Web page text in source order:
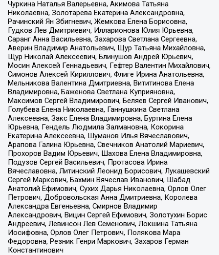
Чуркина Наталья Валерьевна, Акимова Татьяна
Николаевна, Золотарева Екатерина Александровна,
Рачинский Ян Збигневич, Жемкова Елена Борисовна,
Гудков Лев Дмитриевич, Илларионова Юлия Юрьевна,
Саранг Анна Васильевна, Захарова Светлана Сергеевна,
Аверин Владимир Анатольевич, Щур Татьяна Михайловна,
Щур Николай Алексеевич, Блинушов Андрей Юрьевич,
Мосин Алексей Геннадьевич, Гефтер Валентин Михайлович,
Симонов Алексей Кириллович, Флиге Ирина Анатольевна,
Мельникова Валентина Дмитриевна, Вититинова Елена
Владимировна, Баженова Светлана Куприяновна,
Максимов Сергей Владимирович, Беляев Сергей Иванович,
Голубева Елена Николаевна, Ганнушкина Светлана
Алексеевна, Закс Елена Владимировна, Буртина Елена
Юрьевна, Гендель Людмила Залмановна, Кокорина
Екатерина Алексеевна, Шуманов Илья Вячеславович,
Арапова Галина Юрьевна, Свечников Анатолий Мариевич,
Прохоров Вадим Юрьевич, Шахова Елена Владимировна,
Подузов Сергей Васильевич, Протасова Ирина
Вячеславовна, Литинский Леонид Борисович, Лукашевский
Сергей Маркович, Бахмин Вячеслав Иванович, Шабад
Анатолий Ефимович, Сухих Дарья Николаевна, Орлов Олег
Петрович, Добровольская Анна Дмитриевна, Королева
Александра Евгеньевна, Смирнов Владимир
Александрович, Вицин Сергей Ефимович, Золотухин Борис
Андреевич, Левинсон Лев Семенович, Локшина Татьяна
Иосифовна, Орлов Олег Петрович, Полякова Мара
Федоровна, Резник Генри Маркович, Захаров Герман
Константинович